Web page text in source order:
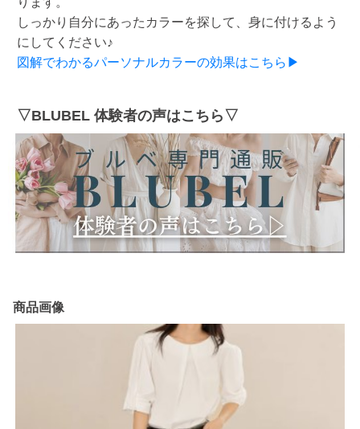
しっかり自分にあったカラーを探して、身に付けるよう
にしてください♪
図解でわかるパーソナルカラーの効果はこちら▶
▽BLUBEL 体験者の声はこちら▽
商品画像